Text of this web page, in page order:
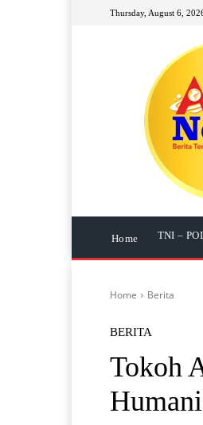
Thursday, August 6,
Home TNI –
Home Berita
BERITA
Tokoh